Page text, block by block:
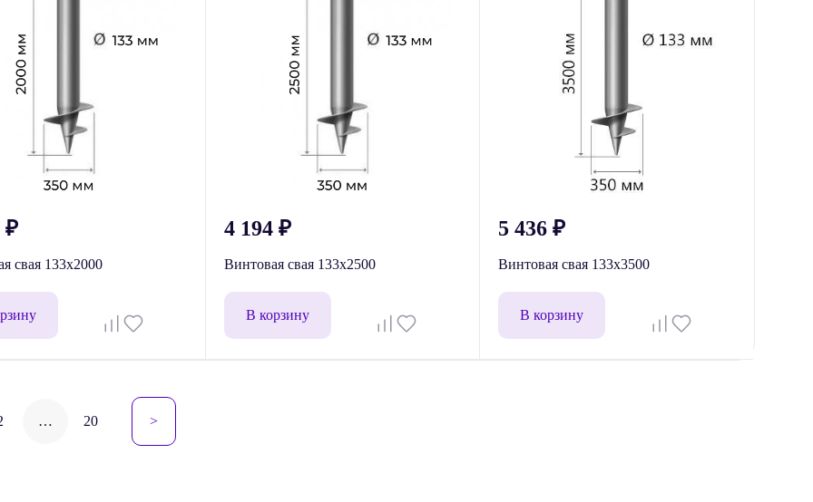
₽
свая 133x2000
4 194₽
Винтовая свая 133x2500
В корзину
5 436 ₽
Винтовая свая 133x3500
В корзину
… 20 >